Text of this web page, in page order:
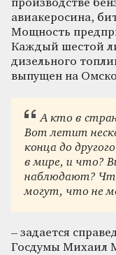
производстве
авиакеросина,
Мощность
Каждый шестой
дизельного
выпущен на
А кто в
Вот летит
конца до
в мире, и что?
наблюдают?
могут, что не
– задается
Госдумы Михаил